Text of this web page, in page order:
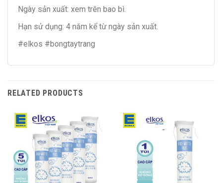
Ngày sản xuất: xem trên bao bì.
Hạn sử dụng: 4 năm kể từ ngày sản xuất.
#elkos #bongtaytrang
RELATED PRODUCTS